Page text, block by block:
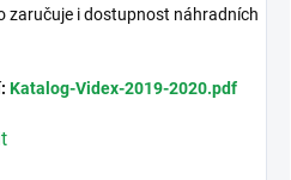
zaručuje i dostupnost náhradních
Katalog-Videx-2019-2020.pdf